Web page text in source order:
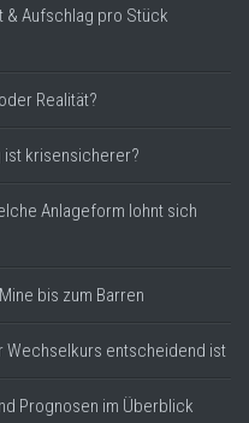
& Aufschlag pro Stück
Realität?
ist krisensicherer?
Anlageform lohnt sich
bis zum Barren
Wechselkurs entscheidend ist
Prognosen im Überblick